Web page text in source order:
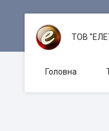
ТОВ
Головна